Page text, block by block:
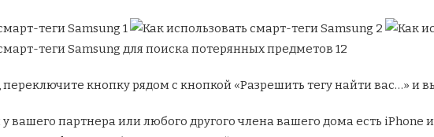
кнопку рядом с кнопкой «Разрешить тегу найти вас…» и
вашего партнера или любого другого члена вашего дома есть